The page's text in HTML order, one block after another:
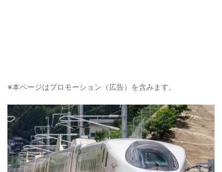
※本ページはプロモーション（広告）を含みます。